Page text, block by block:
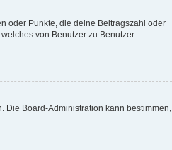
oder Punkte, die deine Beitragszahl oder
von Benutzer zu Benutzer
Die Board-Administration kann bestimmen,